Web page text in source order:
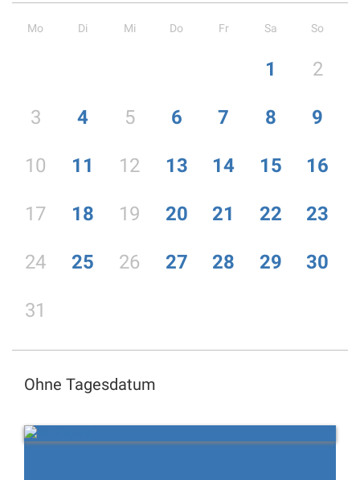
Mo Di Mi Do Fr Sa So
1 2
3 4 5 6 7 8 9
10 11 12 13 14 15 16
17 18 19 20 21 22 23
24 25 26 27 28 29 30
31
Ohne Tagesdatum